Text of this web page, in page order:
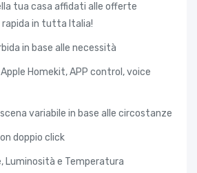
tua casa affidati alle offerte
in tutta Italia!
in base alle necessità
Homekit, APP control, voice
variabile in base alle circostanze
doppio click
Luminosità e Temperatura